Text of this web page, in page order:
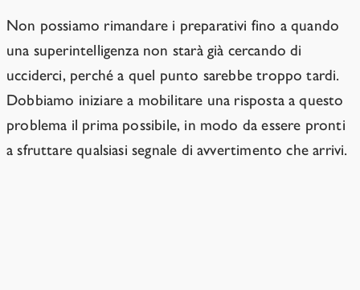
Non possiamo rimandare i preparativi fino a quando
una superintelligenza non starà già cercando di
ucciderci, perché a quel punto sarebbe troppo tardi.
Dobbiamo iniziare a mobilitare una risposta a questo
problema il prima possibile, in modo da essere pronti
a sfruttare qualsiasi segnale di avvertimento che arrivi.